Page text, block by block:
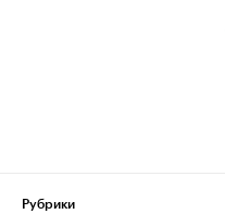
Рубрики